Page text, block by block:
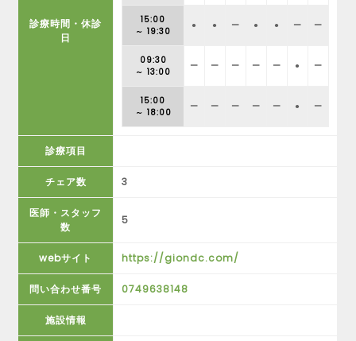
診療時間・休診
日
15:00
～ 19:30
● ● ー ● ● ー ー
09:30
～ 13:00
ー ー ー ー ー ● ー
15:00
～ 18:00
ー ー ー ー ー ● ー
診療項目
チェア数 3
医師・スタッフ
数
5
webサイト https://giondc.com/
問い合わせ番号 0749638148
施設情報